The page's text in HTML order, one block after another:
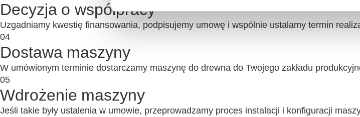
Decyzja o współpracy
Uzgadniamy kwestię finansowania, podpisujemy umowę i wspólnie ustalamy termin
04
Dostawa maszyny
W umówionym terminie dostarczamy maszynę do drewna do Twojego zakładu
05
Wdrożenie maszyny
Jeśli takie były ustalenia w umowie, przeprowadzamy proces instalacji i konfiguracji